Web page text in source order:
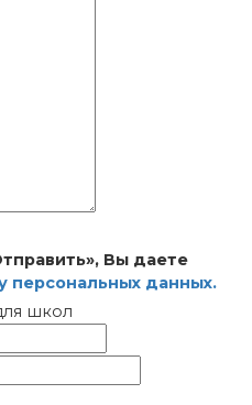
Вы даете
персональных данных.
школ